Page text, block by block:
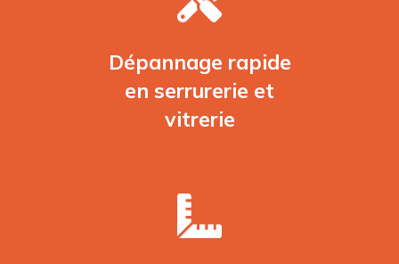
Dépannage rapide
en serrurerie et
vitrerie